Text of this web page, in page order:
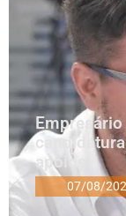
apoios
07/08/